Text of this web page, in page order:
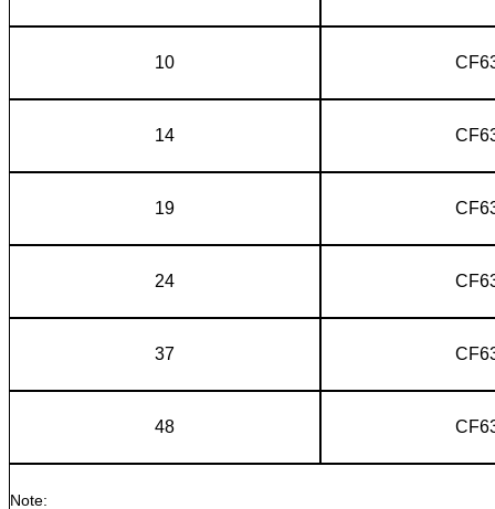
10
14
19
24
37
48
Note: